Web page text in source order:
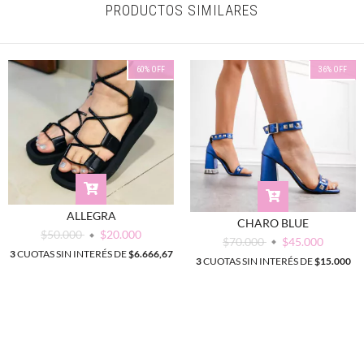
PRODUCTOS SIMILARES
60% OFF
ALLEGRA
$50.000
$20.000
3CUOTAS SIN INTERÉS DE$6.666,67
36% OFF
CHARO BLUE
$70.000
$45.000
3CUOTAS SIN INTERÉS DE$15.000